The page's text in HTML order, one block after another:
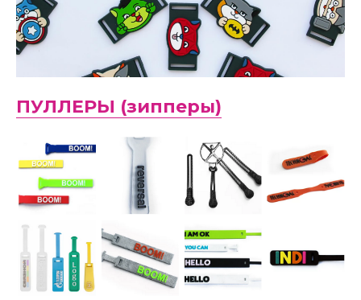
ПУЛЛЕРЫ (зипперы)